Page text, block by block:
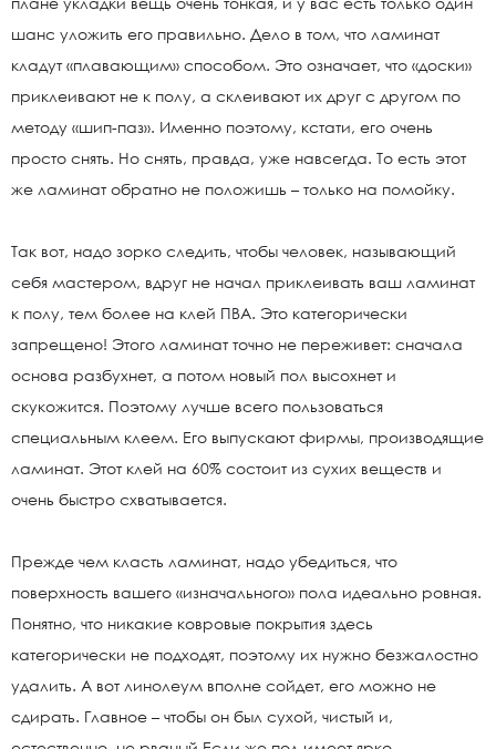
шанс уложить его правильно. Дело в том, что ламинат
кладут «плавающим» способом. Это означает, что «доски»
приклеивают не к полу, а склеивают их друг с другом по
методу «шип-паз». Именно поэтому, кстати, его очень
просто снять. Но снять, правда, уже навсегда. То есть этот
же ламинат обратно не положишь – только на помойку.
Так вот, надо зорко следить, чтобы человек, называющий
себя мастером, вдруг не начал приклеивать ваш ламинат
к полу, тем более на клей ПВА. Это категорически
запрещено! Этого ламинат точно не переживет: сначала
основа разбухнет, а потом новый пол высохнет и
скукожится. Поэтому лучше всего пользоваться
специальным клеем. Его выпускают фирмы, производящие
ламинат. Этот клей на 60% состоит из сухих веществ и
очень быстро схватывается.
Прежде чем класть ламинат, надо убедиться, что
поверхность вашего «изначального» пола идеально ровная.
Понятно, что никакие ковровые покрытия здесь
категорически не подходят, поэтому их нужно безжалостно
удалить. А вот линолеум вполне сойдет, его можно не
сдирать. Главное – чтобы он был сухой, чистый и,